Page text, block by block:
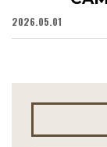
2026.05.01